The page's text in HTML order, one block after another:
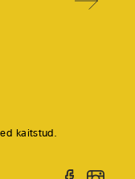
kaitstud.